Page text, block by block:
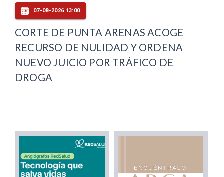
07-08-2026 13:00
CORTE DE PUNTA ARENAS ACOGE
RECURSO DE NULIDAD Y ORDENA
NUEVO JUICIO POR TRÁFICO DE
DROGA